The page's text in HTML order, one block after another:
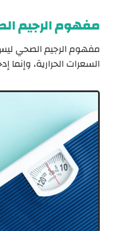
مفهوم الرجيم
مفهوم الرجيم الصحي
السعرات الحرارية،